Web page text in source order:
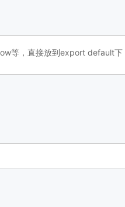
等，直接放到export default下